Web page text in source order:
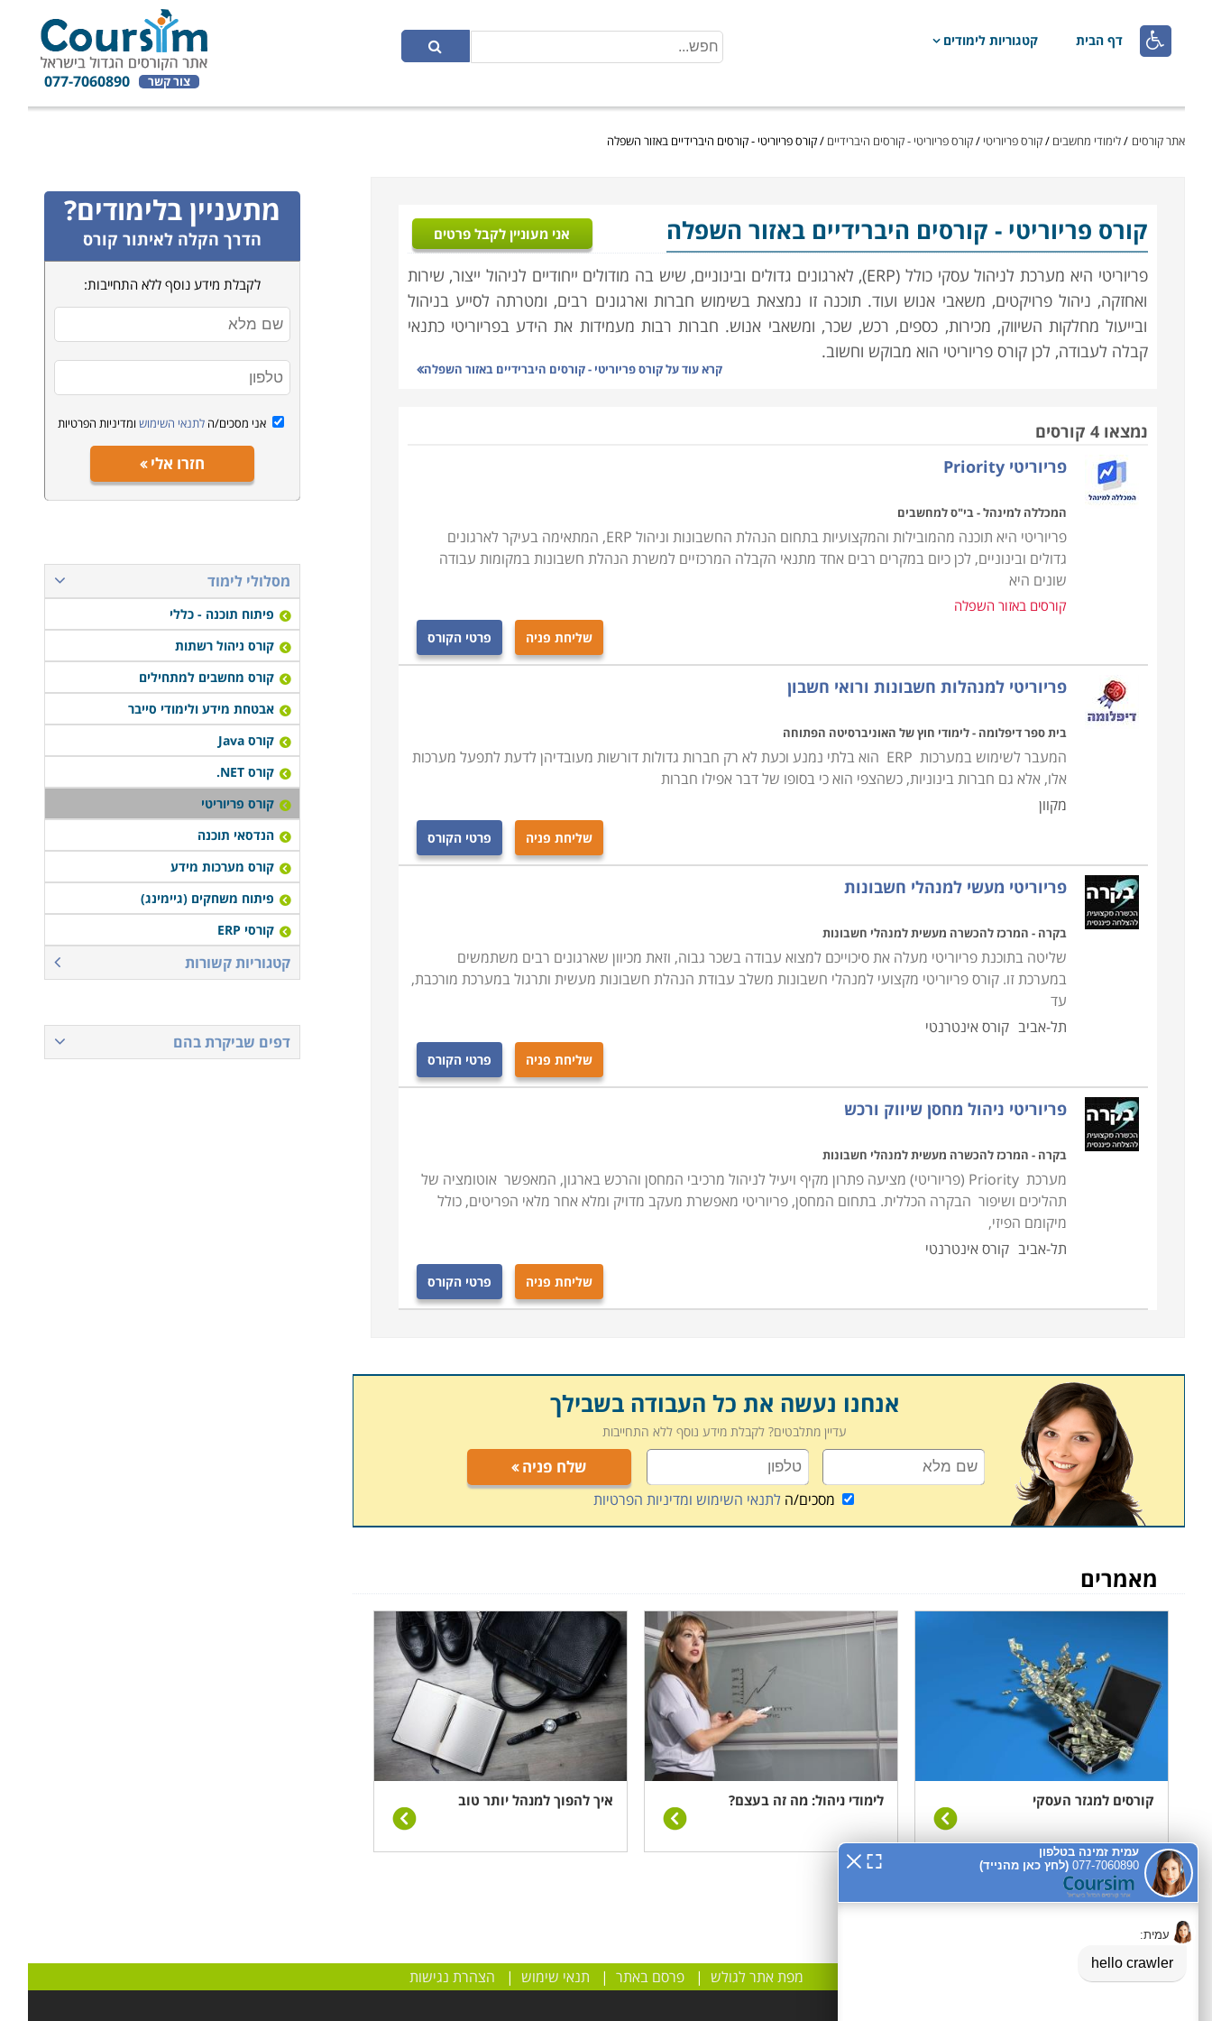
 דף הבית קטגוריות לימודים
צור קשר 077-7060890
אתר קורסים /לימודי מחשבים /קורס פריוריטי /קורס פריוריטי - קורסים היברידיים /קורס פריוריטי - קורסים היברידיים באזור השפלה
קורס פריוריטי- קורסים היברידיים באזור השפלה אני מעוניין לקבל פרטים
פריוריטי היא מערכת לניהול עסקי כולל (ERP), לארגונים גדולים ובינוניים, שיש בה מודולים ייחודיים לניהול ייצור, שירות
ואחזקה, ניהול פרויקטים, משאבי אנוש ועוד. תוכנה זו נמצאת בשימוש חברות וארגונים רבים, ומטרתה לסייע בניהול
ובייעול מחלקות השיווק, מכירות, כספים, רכש, שכר, ומשאבי אנוש. חברות רבות מעמידות את הידע בפריוריטי כתנאי
קבלה לעבודה, לכן קורס פריוריטי הוא מבוקש וחשוב.
שונים. הקורס בנוי בחלקו משיעורים עיוניים וחלקו משיעורים מעשיים שמטרתם להביא את הלומדים לשליטה מלאה
מלאי וכספים, הפקת דו"חות ומודלים שונים לפי המחלקות. קורס פריוריטי מתקיים במסגרות המתאימות לקהל הרחב וכן
בכיתות ממוקדות למנהלי חשבונות ולבעלי מקצוע מתחומים ספציפיים אחרים.
קרא עוד עלקורס פריוריטי - קורסים היברידיים באזור השפלה
נמצאו 4 קורסים
פריוריטי Priority
המכללה למינהל - בי"ס למחשבים
פריוריטי היא תוכנה מהמובילות והמקצועיות בתחום הנהלת החשבונות וניהול ERP, המתאימה בעיקר לארגונים
גדולים ובינוניים, לכן כיום במקרים רבים אחד מתנאי הקבלה המרכזיים למשרת הנהלת חשבונות במקומות עבודה
שונים היא
קורסים באזור השפלה
שליחת פניה פרטי הקורס
פריוריטי למנהלות חשבונות ורואי חשבון
בית ספר דיפלומה - לימודי חוץ של האוניברסיטה הפתוחה
המעבר לשימוש במערכות ERP הוא בלתי נמנע וכעת לא רק חברות גדולות דורשות מעובדיהן לדעת לתפעל מערכות
אלו, אלא גם חברות בינוניות, כשהצפי הוא כי בסופו של דבר אפילו חברות
מקוון
שליחת פניה פרטי הקורס
פריוריטי מעשי למנהלי חשבונות
בקרה - המרכז להכשרה מעשית למנהלי חשבונות
שליטה בתוכנת פריוריטי מעלה את סיכוייכם למצוא עבודה בשכר גבוה, וזאת מכיוון שארגונים רבים משתמשים
במערכת זו. קורס פריוריטי מקצועי למנהלי חשבונות משלב עבודת הנהלת חשבונות מעשית ותרגול במערכת מורכבת,
עד
תל-אביב קורס אינטרנטי
שליחת פניה פרטי הקורס
פריוריטי ניהול מחסן שיווק ורכש
בקרה - המרכז להכשרה מעשית למנהלי חשבונות
מערכת Priority (פריוריטי) מציעה פתרון מקיף ויעיל לניהול מרכיבי המחסן והרכש בארגון, המאפשר אוטומציה של
תהליכים ושיפור הבקרה הכללית. בתחום המחסן, פריוריטי מאפשרת מעקב מדויק ומלא אחר מלאי הפריטים, כולל
מיקומם הפיזי,
תל-אביב קורס אינטרנטי
שליחת פניה פרטי הקורס
אנחנו נעשה את כל העבודה בשבילך
עדיין מתלבטים? לקבלת מידע נוסף ללא התחייבות
שלח פניה
מסכים/הלתנאי השימוש ומדיניות הפרטיות
מאמרים
קורסים למגזר העסקי לימודי ניהול: מה זה בעצם? איך להפוך למנהל יותר טוב
מתעניין בלימודים?
הדרך הקלה לאיתור קורס
לקבלת מידע נוסף ללא התחייבות:
אני מסכים/הלתנאי השימוש ומדיניות הפרטיות
חזרו אלי
מסלולי לימוד
פיתוח תוכנה - כללי
קורס ניהול רשתות
קורס מחשבים למתחילים
אבטחת מידע ולימודי סייבר
קורס Java
קורס NET.
קורס פריוריטי
הנדסאי תוכנה
קורס מערכות מידע
פיתוח משחקים (גיימינג)
קורסי ERP
קטגוריות קשורות
דפים שביקרת בהם
מפת אתר לגולש |פרסם באתר | תנאי שימוש | הצהרת נגישות